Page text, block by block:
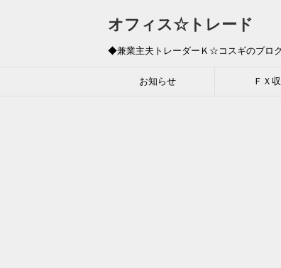
オフィス☆トレード
◆兼業主夫トレーダーＫ☆コスギのブロ
お知らせ ＦＸ